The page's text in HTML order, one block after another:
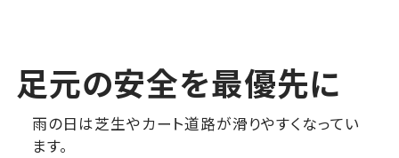
足元の安全を最優先に
雨の日は芝生やカート道路が滑りやすくなってい
ます。